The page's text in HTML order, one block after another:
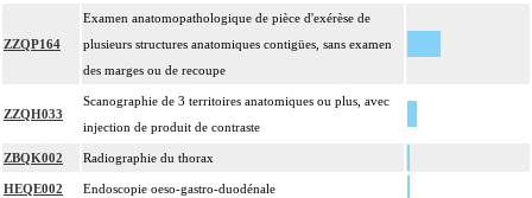
ZZQP164
Examen anatomopathologique de pièce d'exérèse de
plusieurs structures anatomiques contigües, sans examen
des marges ou de recoupe
ZZQH033
Scanographie de 3 territoires anatomiques ou plus, avec
injection de produit de contraste
ZBQK002 Radiographie du thorax
HEQE002 Endoscopie oeso-gastro-duodénale